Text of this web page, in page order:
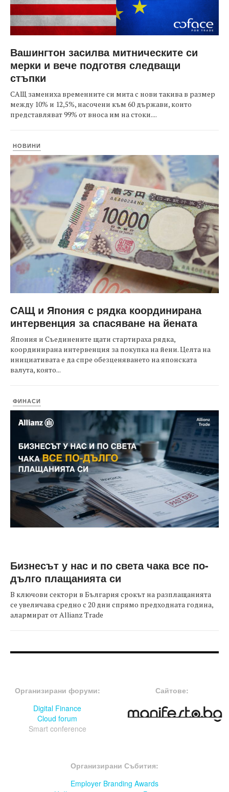
Вашингтон засилва митническите си
мерки и вече подготвя следващи
стъпки
САЩ замениха временните си мита с нови такива в размер
между 10% и 12,5%, насочени към 60 държави, които
представляват 99% от вноса им на стоки....
НОВИНИ
САЩ и Япония с рядка координирана
интервенция за спасяване на йената
Япония и Съединените щати стартираха рядка,
координирана интервенция за покупка на йени. Целта на
инициативата е да спре обезценяването на японската
валута, която...
ФИНАСИ
Бизнесът у нас и по света чака все по-
дълго плащанията си
В ключови сектори в България срокът на разплащанията
се увеличава средно с 20 дни спрямо предходната година,
алармират от Allianz Trade
Организирани форуми:
Digital Finance
Cloud forum
Smart conference
Сайтове:
Организирани Събития:
Employer Branding Awards